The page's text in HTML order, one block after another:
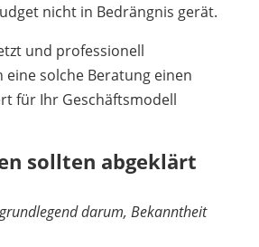
nicht in Bedrängnis gerät.
und professionell
eine solche Beratung einen
für Ihr Geschäftsmodell
sollten abgeklärt
darum, Bekanntheit